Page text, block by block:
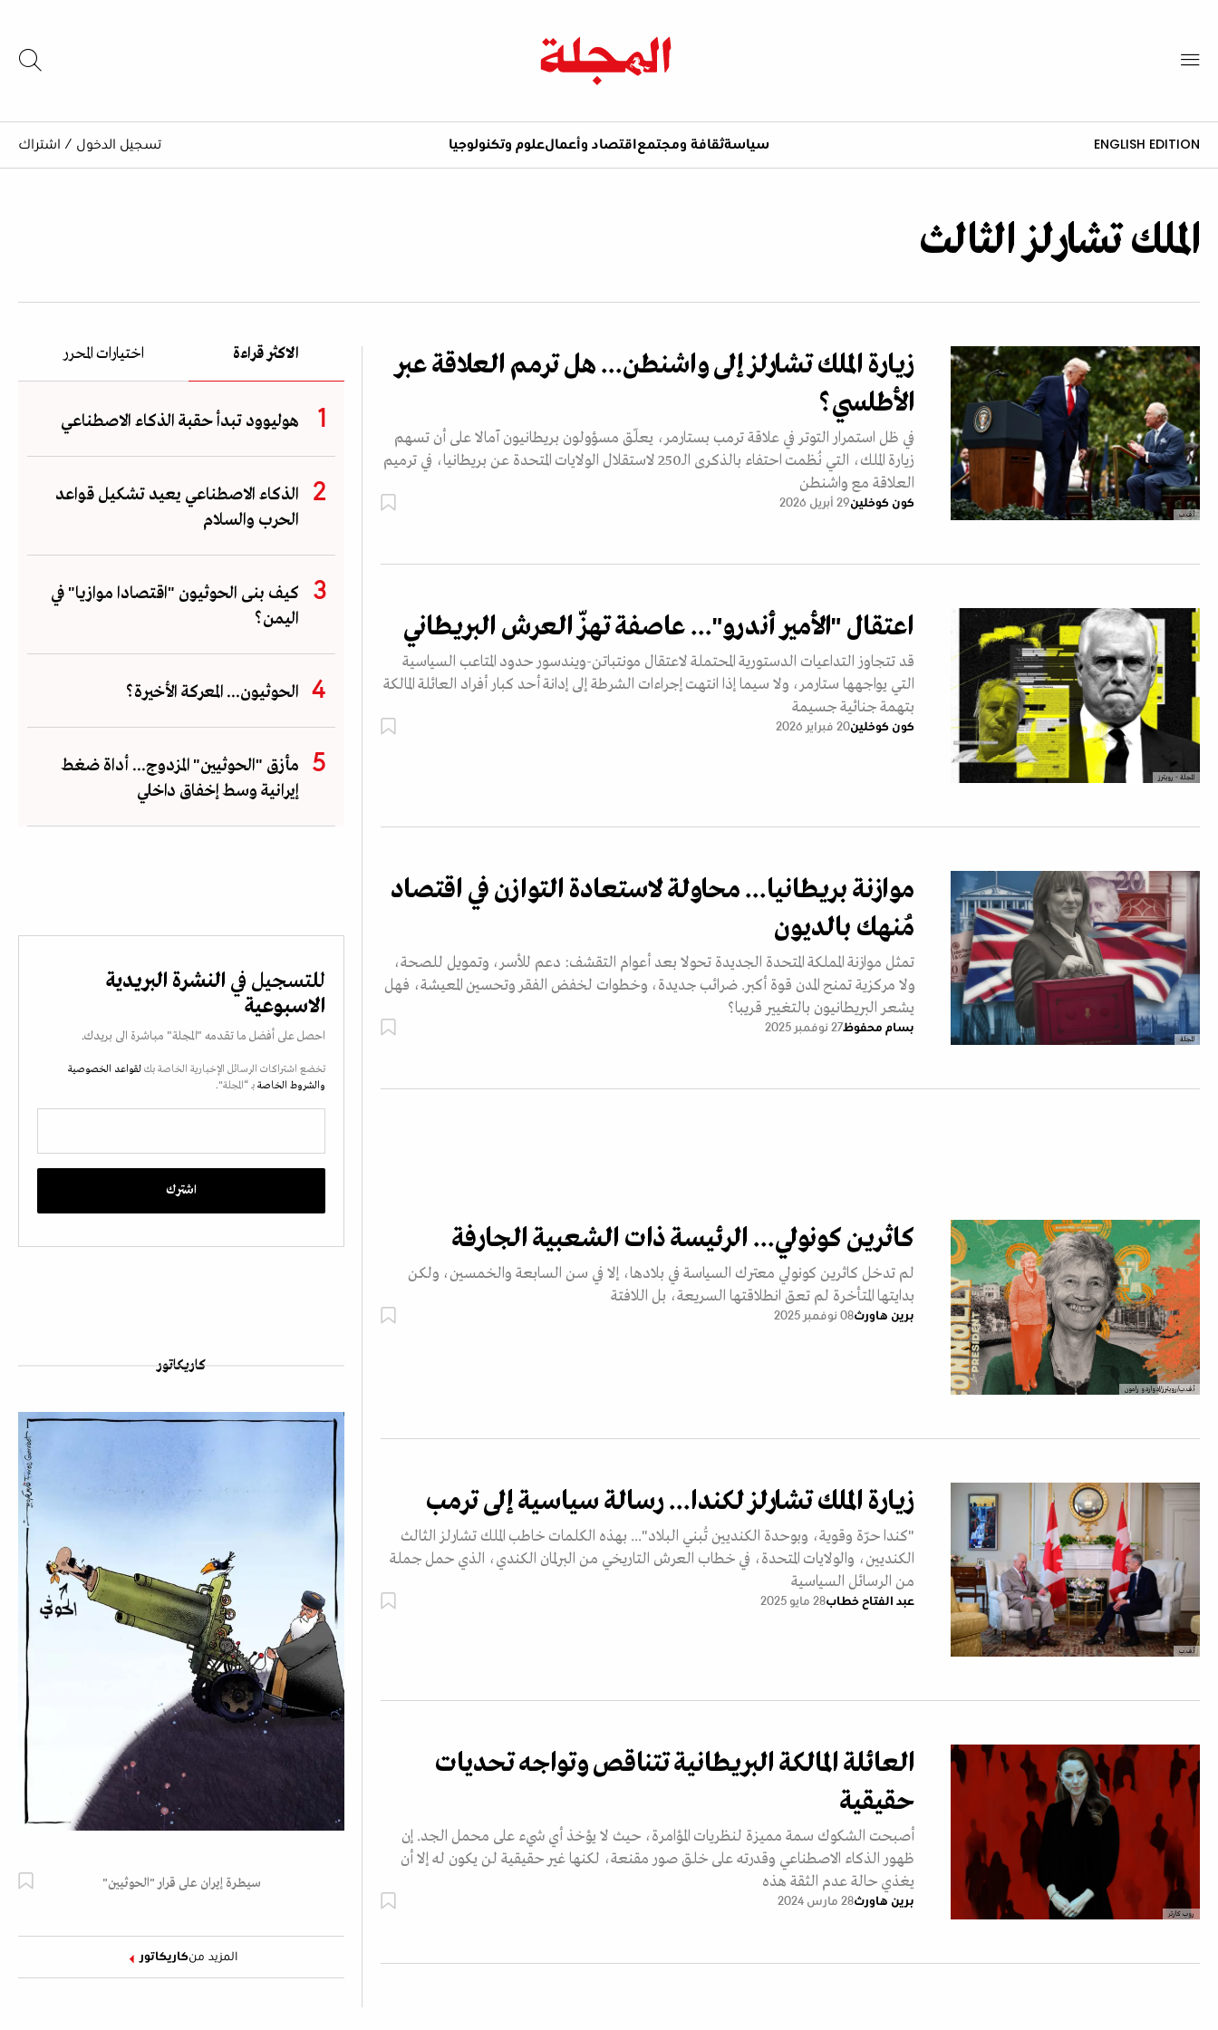
ENGLISH EDITION سياسةثقافة ومجتمع اقتصاد وأعمالعلوم وتكنولوجيا تسجيل الدخول / اشتراك
الملك تشارلز الثالث
أ.ف.ب
زيارة الملك تشارلز إلى واشنطن... هل ترمم العلاقة عبر
الأطلسي؟
في ظل استمرار التوتر في علاقة ترمب بستارمر، يعلّق مسؤولون بريطانيون آمالا على أن تسهم
زيارة الملك، التي نُظمت احتفاء بالذكرى الـ250 لاستقلال الولايات المتحدة عن بريطانيا، في ترميم
العلاقة مع واشنطن
كون كوخلين29 أبريل 2026
المجلة - رويترز
اعتقال "الأمير أندرو"... عاصفة تهزّ العرش البريطاني
قد تتجاوز التداعيات الدستورية المحتملة لاعتقال مونتباتن-ويندسور حدود المتاعب السياسية
التي يواجهها ستارمر، ولا سيما إذا انتهت إجراءات الشرطة إلى إدانة أحد كبار أفراد العائلة المالكة
بتهمة جنائية جسيمة
كون كوخلين20 فبراير 2026
المجلة
موازنة بريطانيا... محاولة لاستعادة التوازن في اقتصاد
مُنهك بالديون
تمثل موازنة المملكة المتحدة الجديدة تحولا بعد أعوام التقشف: دعم للأسر، وتمويل للصحة،
ولا مركزية تمنح المدن قوة أكبر. ضرائب جديدة، وخطوات لخفض الفقر وتحسين المعيشة، فهل
يشعر البريطانيون بالتغيير قريبا؟
بسام محفوظ27 نوفمبر 2025
أ.ف.ب/رويترز/إدواردو رامون
كاثرين كونولي... الرئيسة ذات الشعبية الجارفة
لم تدخل كاثرين كونولي معترك السياسة في بلادها، إلا في سن السابعة والخمسين، ولكن
بدايتها المتأخرة لم تعق انطلاقتها السريعة، بل اللافتة
برين هاورث08 نوفمبر 2025
أ.ف.ب
زيارة الملك تشارلز لكندا... رسالة سياسية إلى ترمب
"كندا حرّة وقوية، وبوحدة الكنديين تُبني البلاد"... بهذه الكلمات خاطب الملك تشارلز الثالث
الكنديين، والولايات المتحدة، في خطاب العرش التاريخي من البرلمان الكندي، الذي حمل جملة
من الرسائل السياسية
عبد الفتاح خطاب28 مايو 2025
روب كارتر
العائلة المالكة البريطانية تتناقص وتواجه تحديات
حقيقية
أصبحت الشكوك سمة مميزة لنظريات المؤامرة، حيث لا يؤخذ أي شيء على محمل الجد. إن
ظهور الذكاء الاصطناعي وقدرته على خلق صور مقنعة، لكنها غير حقيقية لن يكون له إلا أن
يغذي حالة عدم الثقة هذه
برين هاورث28 مارس 2024
الاكثر قراءة اختيارات المحرر
هوليوود تبدأ حقبة الذكاء الاصطناعي
الذكاء الاصطناعي يعيد تشكيل قواعد
الحرب والسلام
كيف بنى الحوثيون "اقتصادا موازيا" في
اليمن؟
الحوثيون... المعركة الأخيرة؟
مأزق "الحوثيين" المزدوج... أداة ضغط
إيرانية وسط إخفاق داخلي
للتسجيل في النشرة البريدية
الاسبوعية
احصل على أفضل ما تقدمه "المجلة" مباشرة الى بريدك.
تخضع اشتراكات الرسائل الإخبارية الخاصة بك لقواعد الخصوصية
والشروط الخاصة بـ “المجلة".
كاريكاتور
سيطرة إيران على قرار "الحوثيين"
المزيد منكاريكاتور